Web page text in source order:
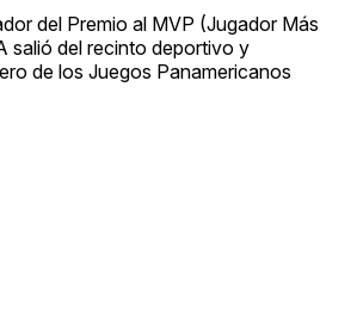
del Premio al MVP (Jugador Más
salió del recinto deportivo y
de los Juegos Panamericanos